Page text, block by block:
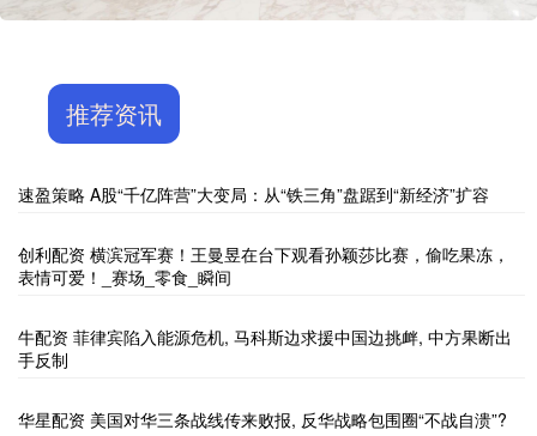
推荐资讯
速盈策略 A股“千亿阵营”大变局：从“铁三角”盘踞到“新经济”扩容
创利配资 横滨冠军赛！王曼昱在台下观看孙颖莎比赛，偷吃果冻，
表情可爱！_赛场_零食_瞬间
牛配资 菲律宾陷入能源危机, 马科斯边求援中国边挑衅, 中方果断出
手反制
华星配资 美国对华三条战线传来败报, 反华战略包围圈“不战自溃”?